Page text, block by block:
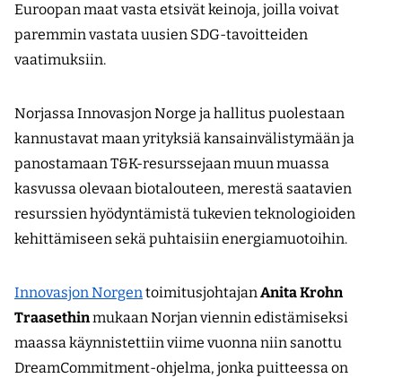
Euroopan maat vasta etsivät keinoja, joilla voivat
paremmin vastata uusien SDG-tavoitteiden
vaatimuksiin.
Norjassa Innovasjon Norge ja hallitus puolestaan
kannustavat maan yrityksiä kansain­välistymään ja
panostamaan T&K-resurssejaan muun muassa
kasvussa olevaan biotalouteen, merestä saatavien
resurssien hyödyntämistä tukevien teknologioiden
kehittämiseen sekä puhtaisiin energiamuotoihin.
Innovasjon NorgentoimitusjohtajanAnita Krohn
Traasethinmukaan Norjan viennin edistämiseksi
maassa käynnistettiin viime vuonna niin sanottu
DreamCommitment-ohjelma, jonka puitteessa on